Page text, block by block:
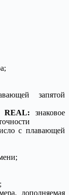
запятой
REAL: знаковое
с плавающей
дополняемая